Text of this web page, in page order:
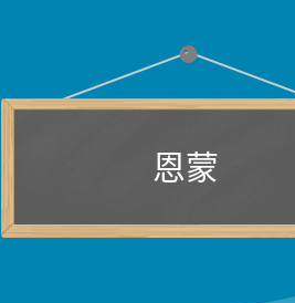
恩蒙